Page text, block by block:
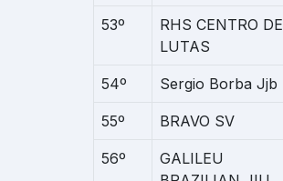
53º
RHS CENTRO DE
LUTAS
54º Sergio Borba Jjb
55º BRAVO SV
56º
GALILEU